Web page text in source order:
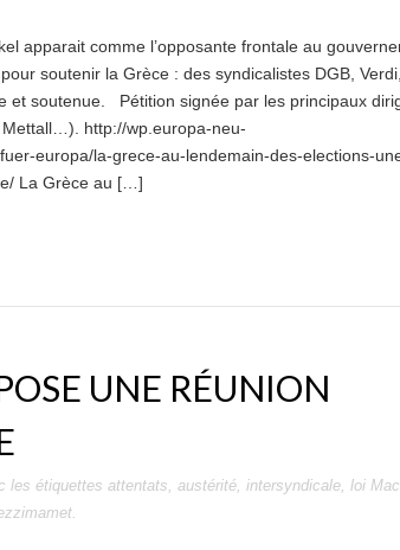
apparait comme l’opposante frontale au
soutenir la Grèce : des syndicalistes DGB,
et soutenue. Pétition signée par les principaux
http://wp.europa-neu-
europa/la-grece-au-lendemain-des-elections-
La Grèce au […]
UNE RÉUNION
les étiquettes attentats, austérité, intersyndicale, loi
.